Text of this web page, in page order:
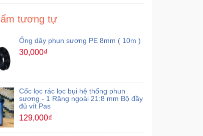
tương tự
Ống dây phun sương PE 8mm ( 10m )
30,000₫
Cốc lọc rác lọc bụi hệ thống phun
sương - 1 Răng ngoài 21:8 mm Bộ đầy
đủ vít Pas
129,000₫